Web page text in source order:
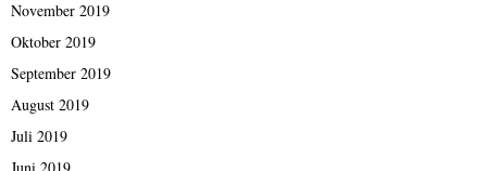
November 2019
Oktober 2019
September 2019
August 2019
Juli 2019
Juni 2019